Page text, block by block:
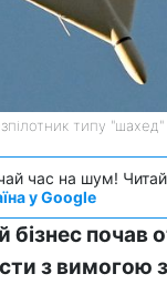
типу
час на шум! Читай
у Google
бізнес почав
з вимогою